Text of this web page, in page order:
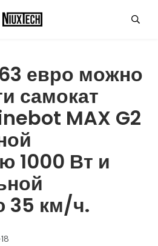
евро можно
самокат
MAX G2
1000 Вт и
35 км/ч.